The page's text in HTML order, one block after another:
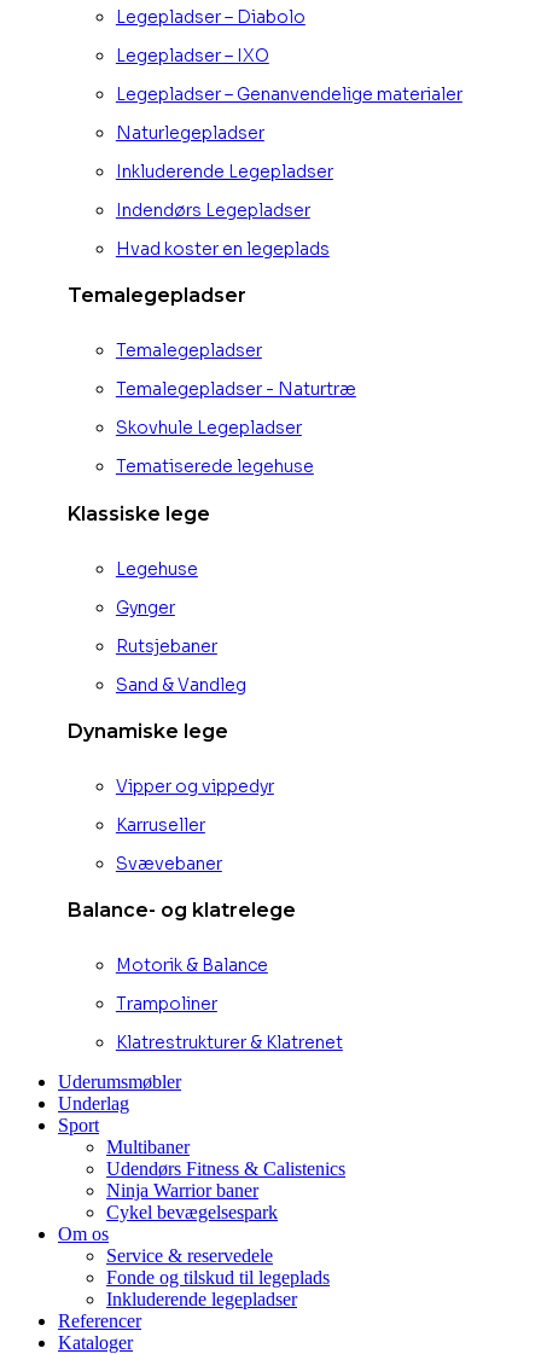
Legepladser – Diabolo
Legepladser – IXO
Legepladser – Genanvendelige materialer
Naturlegepladser
Inkluderende Legepladser
Indendørs Legepladser
Hvad koster en legeplads
Temalegepladser
Temalegepladser
Temalegepladser - Naturtræ
Skovhule Legepladser
Tematiserede legehuse
Klassiske lege
Legehuse
Gynger
Rutsjebaner
Sand & Vandleg
Dynamiske lege
Vipper og vippedyr
Karruseller
Svævebaner
Balance- og klatrelege
Motorik & Balance
Trampoliner
Klatrestrukturer & Klatrenet
Uderumsmøbler
Underlag
Sport
Multibaner
Udendørs Fitness & Calistenics
Ninja Warrior baner
Cykel bevægelsespark
Om os
Service & reservedele
Fonde og tilskud til legeplads
Inkluderende legepladser
Referencer
Kataloger